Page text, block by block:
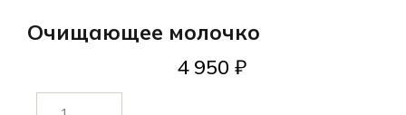
Очищающее молочко
4 950 ₽
Количество